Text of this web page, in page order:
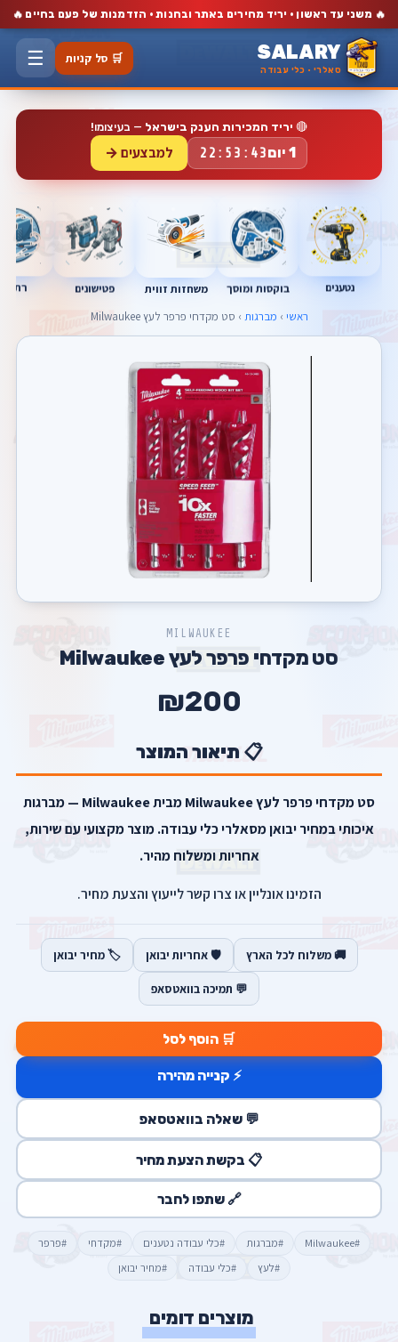
🔥 משני עד ראשון · יריד מחירים באתר ובחנות · הזדמנות של פעם בחיים 🔥
SALARY
סאלרי · כלי עבודה
🛒 סל קניות ☰
🔴 יריד המכירות הענק בישראל — בעיצומו!
1 יום 22:53:43 למבצעים →
נטענים בוקסות ומוסך משחזות זווית פטישונים
ראשי › מברגות › סט מקדחי פרפר לעץ Milwaukee
MILWAUKEE
סט מקדחי פרפר לעץ Milwaukee
₪200
📋 תיאור המוצר
סט מקדחי פרפר לעץ Milwaukee מבית Milwaukee — מברגות
איכותי במחיר יבואן מסאלרי כלי עבודה. מוצר מקצועי עם שירות,
אחריות ומשלוח מהיר.
הזמינו אונליין או צרו קשר לייעוץ והצעת מחיר.
🚚 משלוח לכל הארץ 🛡️ אחריות יבואן 🏷️ מחיר יבואן
💬 תמיכה בוואטסאפ
🛒 הוסף לסל
⚡ קנייה מהירה
💬 שאלה בוואטסאפ
📋 בקשת הצעת מחיר
🔗 שתפו לחבר
#Milwaukee #מברגות #כלי עבודה נטענים #מקדחי
#פרפר
#לעץ
#כלי עבודה #מחיר יבואן
מוצרים דומים